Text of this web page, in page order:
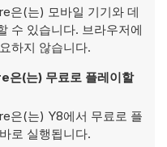
은(는) 모바일 기기와 데
수 있습니다. 브라우저에
하지 않습니다.
(는) 무료로 플레이할
은(는) Y8에서 무료로 플
로 실행됩니다.